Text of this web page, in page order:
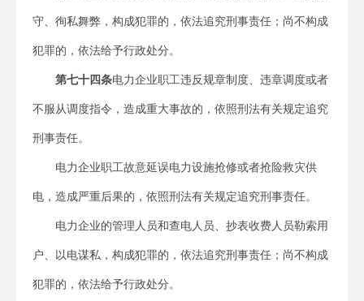
守、徇私舞弊，构成犯罪的，依法追究刑事责任；尚不构成
犯罪的，依法给予行政处分。
第七十四条电力企业职工违反规章制度、违章调度或者
不服从调度指令，造成重大事故的，依照刑法有关规定追究
刑事责任。
电力企业职工故意延误电力设施抢修或者抢险救灾供
电，造成严重后果的，依照刑法有关规定追究刑事责任。
电力企业的管理人员和查电人员、抄表收费人员勒索用
户、以电谋私，构成犯罪的，依法追究刑事责任；尚不构成
犯罪的，依法给予行政处分。